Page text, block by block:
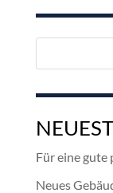
Suchen
Für eine gute
Neues